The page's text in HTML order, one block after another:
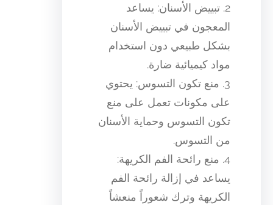
2. تبييض الأسنان: يساعد
المعجون في تبييض الأسنان
بشكل طبيعي دون استخدام
مواد كيميائية ضارة.
3. منع تكون التسوس: يحتوي
على مكونات تعمل على منع
تكون التسوس وحماية الأسنان
من التسوس.
4. منع رائحة الفم الكريهة:
يساعد في إزالة رائحة الفم
الكريهة وترك شعوراً منعشاً